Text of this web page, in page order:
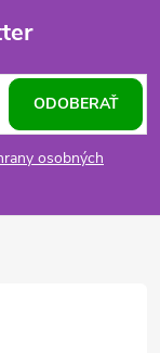
osobných
ODOBERAŤ